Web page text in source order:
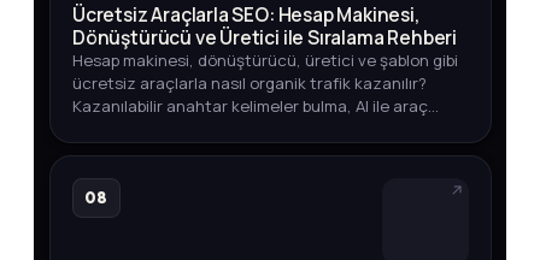
Ücretsiz Araçlarla SEO: Hesap Makinesi,
Dönüştürücü ve Üretici ile Sıralama Rehberi
Hesap makinesi, dönüştürücü, üretici ve şablon gibi
ücretsiz araçlarla nasıl organik trafik kazanılır?
Kazanılabilir anahtar kelimeler bulma, AI ile araç
08